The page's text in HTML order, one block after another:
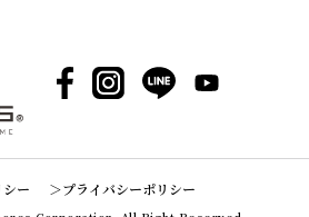
Facebook
Instagram
LINE YouTube
ー プライバシーポリシー